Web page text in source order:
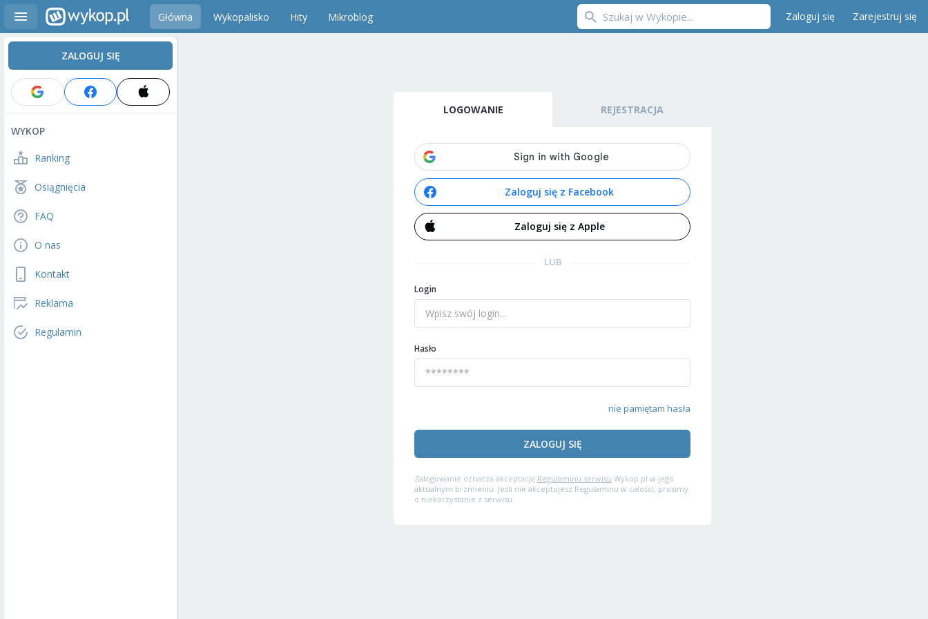
Główna Wykopalisko Hity Mikroblog Zaloguj się Zarejestruj się
ZALOGUJ SIĘ
WYKOP
Ranking
Osiągnięcia
FAQ
O nas
Kontakt
Reklama
Regulamin
LOGOWANIE REJESTRACJA
Zaloguj się z Facebook
Zaloguj się z Apple
LUB
Login
Hasło
nie pamiętam hasła
ZALOGUJ SIĘ
Zalogowanie oznacza akceptację Regulaminu serwisu Wykop.pl w jego
aktualnym brzmieniu. Jeśli nie akceptujesz Regulaminu w całości, prosimy
o niekorzystanie z serwisu.